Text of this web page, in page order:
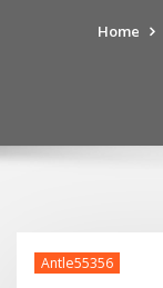
Home
Antle55356